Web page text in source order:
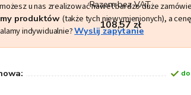
u nas zrealizować nawet bardzo duże
produktów(także tych niewymienionych), a
indywidualnie?Wyslij zapytanie
Razem bez VAT
108,57 zł